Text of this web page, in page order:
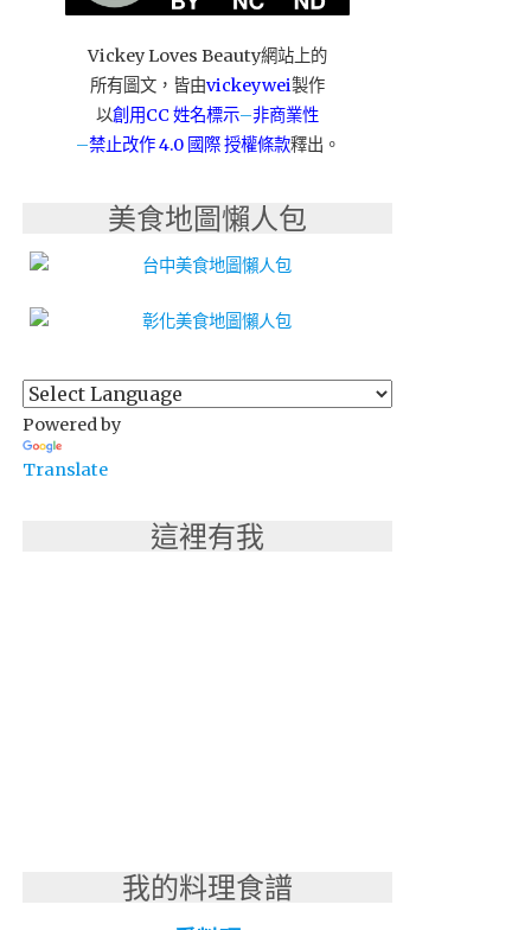
Vickey Loves Beauty網站上的
所有圖文，皆由vickeywei製作
以創用CC 姓名標示–非商業性
–禁止改作4.0 國際 授權條款釋出。
美食地圖懶人包
Powered by
Translate
這裡有我
我的料理食譜